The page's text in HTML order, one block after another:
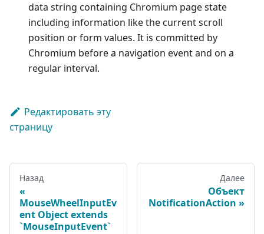
data string containing Chromium page state
including information like the current scroll
position or form values. It is committed by
Chromium before a navigation event and on a
regular interval.
Редактировать эту
страницу
Назад
MouseWheelInputEv
ent Object extends
`MouseInputEvent`
Далее
Объект
NotificationAction